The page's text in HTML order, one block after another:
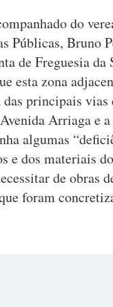
do
Públicas, Bruno
de Freguesia da
esta zona
principais vias
Arriaga e
algumas
e dos materiais
de obras
foram